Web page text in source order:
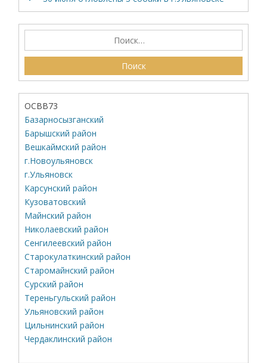
ОСВВ73
Базарносызганский
Барышский район
Вешкаймский район
г.Новоульяновск
г.Ульяновск
Карсунский район
Кузоватовский
Майнский район
Николаевский район
Сенгилеевский район
Старокулаткинский район
Старомайнский район
Сурский район
Тереньгульский район
Ульяновский район
Цильнинский район
Чердаклинский район